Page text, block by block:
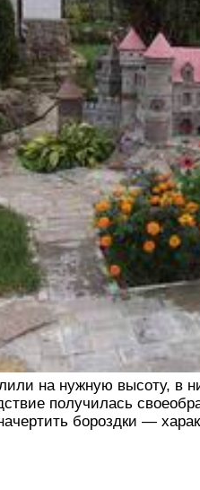
на нужную высоту, в
получилась
бороздки —